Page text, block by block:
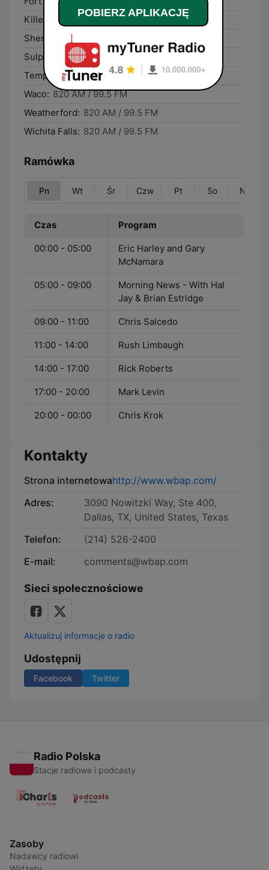
Killeen:
820 AM / 99.5 FM
Sherman:
820 AM / 99.5 FM
Sulphur Springs:
820 AM / 99.5 FM
Temple:
820 AM / 99.5 FM
Waco: 820 AM / 99.5 FM
Weatherford: 820 AM / 99.5 FM
Wichita Falls: 820 AM / 99.5 FM
Ramówka
Pn Wt Śr Czw Pt So Nd
Czas Program
00:00 - 05:00
Eric Harley and Gary
McNamara
05:00 - 09:00
Morning News - With Hal
Jay & Brian Estridge
09:00 - 11:00 Chris Salcedo
11:00 - 14:00 Rush Limbaugh
14:00 - 17:00 Rick Roberts
17:00 - 20:00 Mark Levin
20:00 - 00:00 Chris Krok
Kontakty
Strona internetowahttp://www.wbap.com/
Adres:
3090 Nowitzki Way, Ste 400,
Dallas, TX, United States, Texas
Telefon:
(214) 526-2400
E-mail:
comments@wbap.com
Sieci społecznościowe
Aktualizuj informacje o radio
Udostępnij
Facebook Twitter
Radio Polska
Stacje radiowe i podcasty
Zasoby
Nadawcy radiowi
POBIERZ APLIKACJĘ